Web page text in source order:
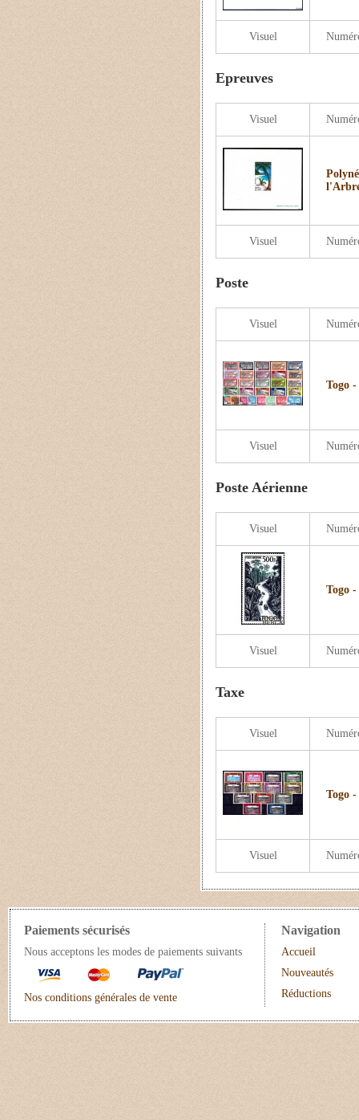
Visuel
Epreuves
Visuel
Visuel
Poste
Visuel
Visuel
Togo -
Poste Aérienne
Visuel
Visuel
Togo
Taxe
Visuel
Visuel
Togo
Paiements sécurisés
Nous acceptons les modes de paiements suivants
Nos conditions générales de vente
Navigation
Accueil
Nouveautés
Réductions